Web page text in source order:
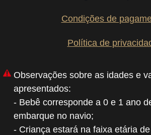
Condições de
Política de
Observações sobre as idades e
apresentados:
- Bebê corresponde a 0 e 1 ano
embarque no navio;
- Criança estará na faixa etária